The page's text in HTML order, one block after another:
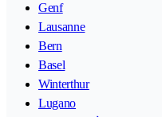
Genf
Lausanne
Bern
Basel
Winterthur
Lugano